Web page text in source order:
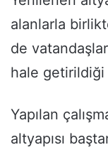
alanlarla
de
hale
Yapılan
altyapısı